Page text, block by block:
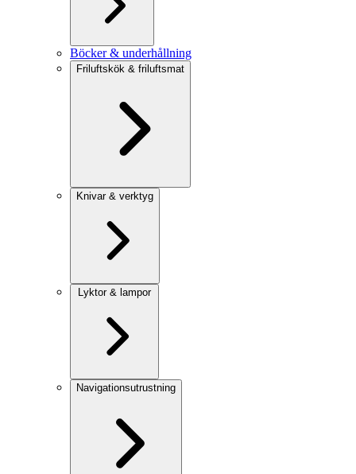
Böcker & underhållning
Friluftskök & friluftsmat
Knivar & verktyg
Lyktor & lampor
Navigationsutrustning